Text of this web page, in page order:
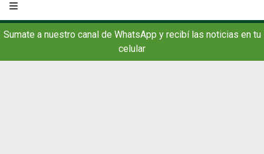
Sumate a nuestro canal de WhatsApp y recibí las noticias en tu
celular